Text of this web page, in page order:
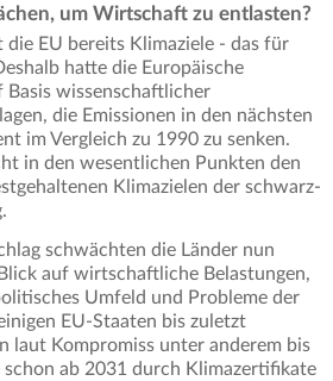
um Wirtschaft zu entlasten?
die EU bereits Klimaziele - das für
hatte die Europäische
Basis wissenschaftlicher
die Emissionen in den nächsten
im Vergleich zu 1990 zu senken.
in den wesentlichen Punkten den
Klimazielen der schwarz-
schwächten die Länder nun
auf wirtschaftliche Belastungen,
Umfeld und Probleme der
EU-Staaten bis zuletzt
laut Kompromiss unter anderem bis
ab 2031 durch Klimazertifikate